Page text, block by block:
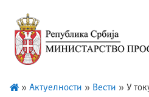
» Актуелности » Вести » У